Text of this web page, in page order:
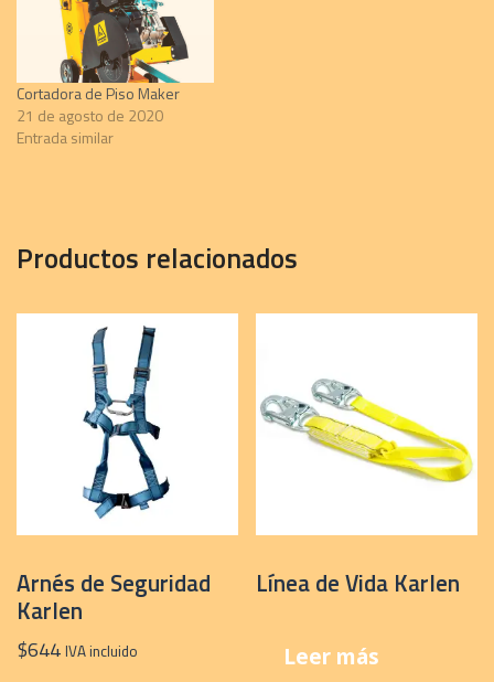
Cortadora de Piso Maker
21 de agosto de 2020
Entrada similar
Productos relacionados
Arnés de Seguridad
Karlen
$644 IVA incluido
Línea de Vida Karlen
Leer más